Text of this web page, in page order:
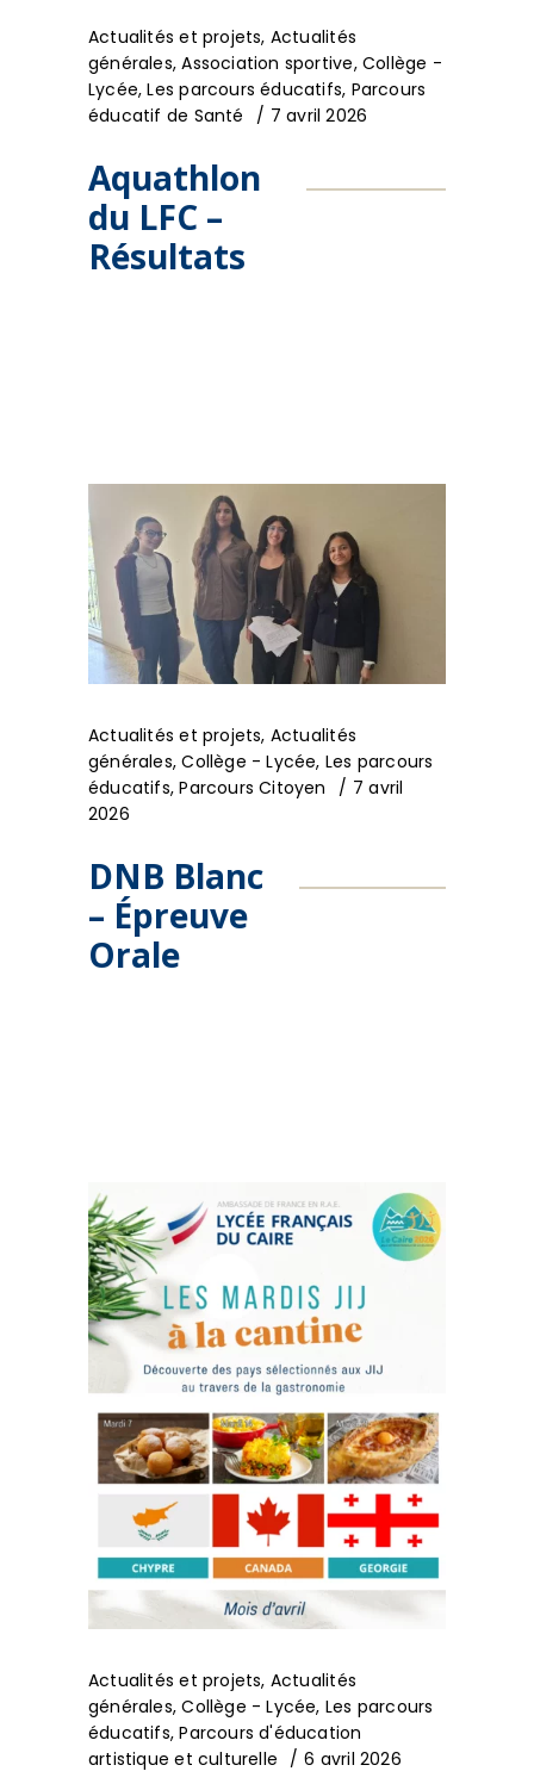
Actualités et projets, Actualités
générales,Association sportive, Collège -
Lycée,Les parcours éducatifs, Parcours
éducatif de Santé
7 avril 2026
Aquathlon
du LFC –
Résultats
Actualités et projets, Actualités
générales,Collège - Lycée, Les parcours
éducatifs,Parcours Citoyen
7 avril
2026
DNB Blanc
– Épreuve
Orale
Actualités et projets, Actualités
générales,Collège - Lycée, Les parcours
éducatifs,Parcours d'éducation
artistique et culturelle
6 avril 2026